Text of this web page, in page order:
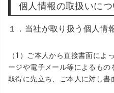
個人情報の取扱いにつ
１．当社が取り扱う個人情
（1）ご本人から直接書面によ
ージや電子メール等によるもの
取得に先立ち、ご本人に対し書